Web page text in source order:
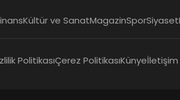
Kültür ve SanatMagazinSporSiyaset
PolitikasıÇerez PolitikasıKünyeİletişim